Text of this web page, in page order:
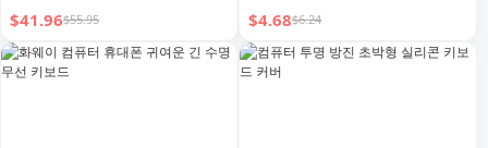
보호 케이스 Air5 태블릿 케이스
10세대
$41.96$55.95 $4.68$6.24